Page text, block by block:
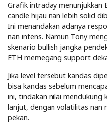
Grafik intraday menunjukkan
candle hijau nan lebih solid
Ini menandakan adanya
nan intens. Namun Tony
skenario bullish jangka
ETH memegang support
Jika level tersebut kandas
bisa kandas sebelum
ini, tindakan nilai mendukung
lanjut, dengan volatilitas nan
pekan.